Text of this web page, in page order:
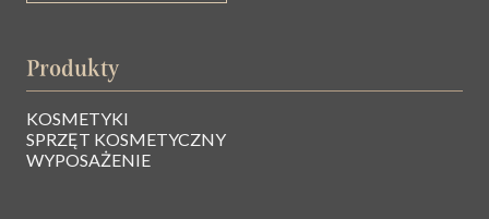
Produkty
KOSMETYKI
SPRZĘT KOSMETYCZNY
WYPOSAŻENIE